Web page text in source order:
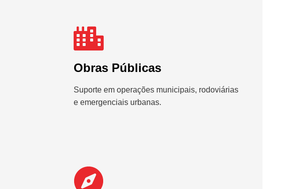
Obras Públicas
Suporte em operações municipais, rodoviárias
e emergenciais urbanas.